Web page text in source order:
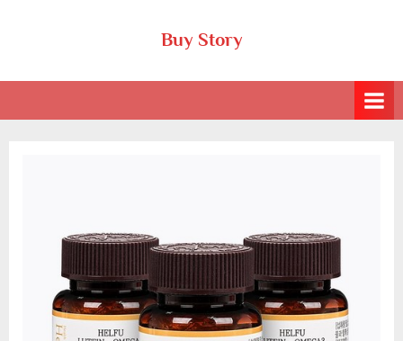
Buy Story